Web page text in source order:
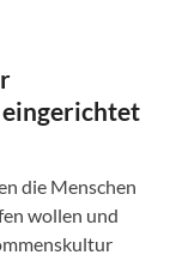
die Menschen
wollen und